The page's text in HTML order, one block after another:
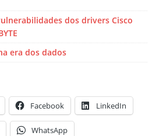
dos drivers Cisco
era dos dados
Facebook LinkedIn
WhatsApp